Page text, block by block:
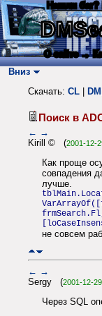
Нашли
О сайте →
Вниз
Скачать: CL DM
Поиск в
← →
Kirill © (2001-12-
Как проще
совпадения
лучше.
не совсем
← →
Sergy (2001-12-
Через SQL